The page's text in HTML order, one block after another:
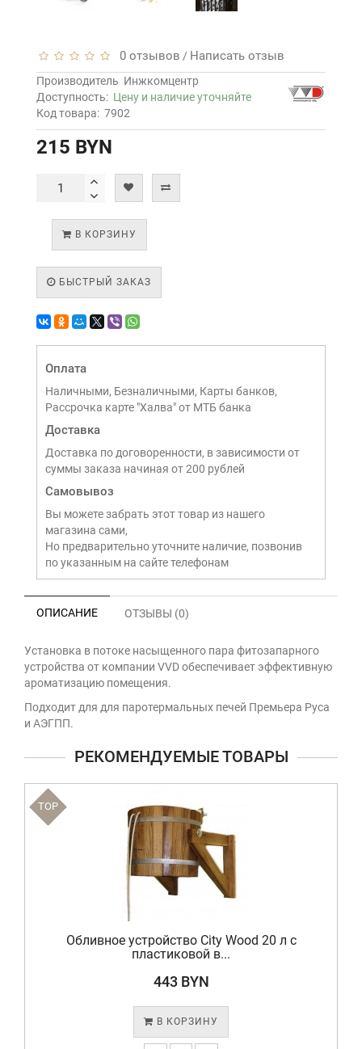
0 отзывов / Написать отзыв
Производитель Инжкомцентр
Доступность: Цену и наличие уточняйте
Код товара: 7902
215 BYN
В КОРЗИНУ
БЫСТРЫЙ ЗАКАЗ
Оплата
Наличными, Безналичными, Карты банков,
Рассрочка карте "Халва" от МТБ банка
Доставка
Доставка по договоренности, в зависимости от
суммы заказа начиная от 200 рублей
Самовывоз
Вы можете забрать этот товар из нашего
магазина сами,
Но предварительно уточните наличие, позвонив
по указанным на сайте телефонам
ОПИСАНИЕ ОТЗЫВЫ (0)
Установка в потоке насыщенного пара фитозапарного
устройства от компании VVD обеспечивает эффективную
ароматизацию помещения.
Подходит для для паротермальных печей Премьера Руса
и АЭГПП.
РЕКОМЕНДУЕМЫЕ ТОВАРЫ
TOP
Обливное устройство City Wood 20 л с
пластиковой в...
443 BYN
В КОРЗИНУ